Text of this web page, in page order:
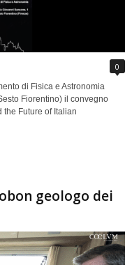
0
di Fisica e Astronomia
Fiorentino) il convegno
the Future of Italian
geologo dei